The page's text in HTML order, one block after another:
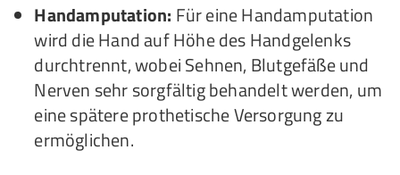
Handamputation: Für eine Handamputation
wird die Hand auf Höhe des Handgelenks
durchtrennt, wobei Sehnen, Blutgefäße und
Nerven sehr sorgfältig behandelt werden, um
eine spätere prothetische Versorgung zu
ermöglichen.